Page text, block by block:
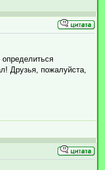
Друзья, пожалуйста,